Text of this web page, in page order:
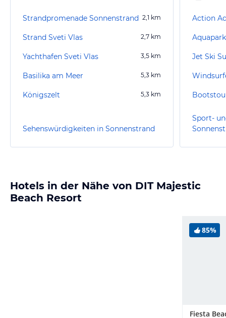
Strandpromenade Sonnenstrand 2,1 km
Strand Sveti Vlas 2,7 km
Yachthafen Sveti Vlas 3,5 km
Basilika am Meer 5,3 km
Königszelt 5,3 km
Sehenswürdigkeiten in Sonnenstrand
Action
Jet Ski
Sport-
Hotels in der Nähe von DIT Majestic
Beach Resort
85%